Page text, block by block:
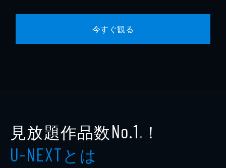
今すぐ観る
見放題作品数No.1 ※ ！
U-NEXTとは